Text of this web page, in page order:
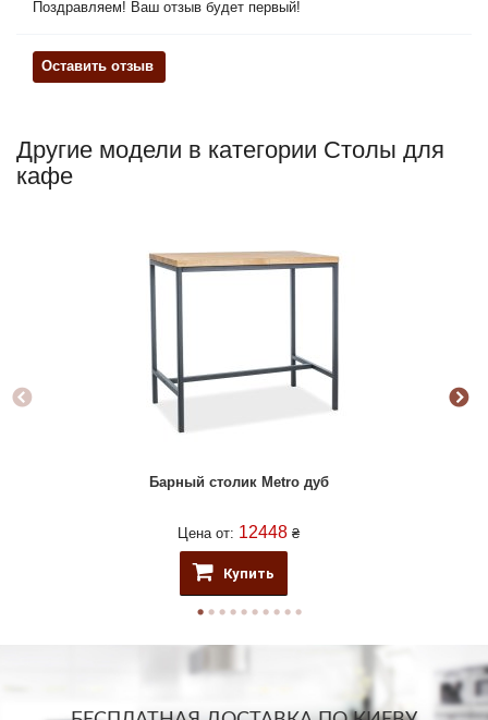
Поздравляем! Ваш отзыв будет первый!
Оставить отзыв
Другие модели в категории Столы для
кафе
Барный столик Metro дуб
Цена от: 12448 ₴
Купить